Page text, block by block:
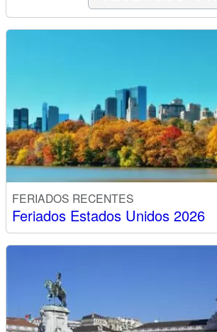
FERIADOS RECENTES
Feriados Estados Unidos 2026